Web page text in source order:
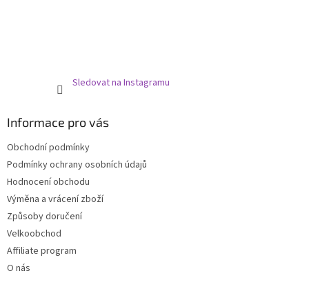
Sledovat na Instagramu
Informace pro vás
Obchodní podmínky
Podmínky ochrany osobních údajů
Hodnocení obchodu
Výměna a vrácení zboží
Způsoby doručení
Velkoobchod
Affiliate program
O nás